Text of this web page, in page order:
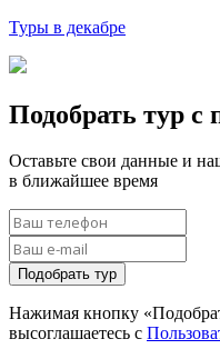
Туры в декабре
Подобрать тур с
Оставьте свои данные и
в ближайшее время
Подобрать тур
Нажимая кнопку
высоглашаетесь с